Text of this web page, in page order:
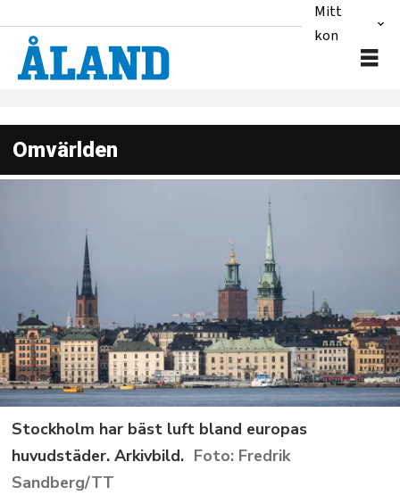
Mitt
konto
Omvärlden
Stockholm har bäst luft bland europas
huvudstäder. Arkivbild.
Fredrik
Sandberg/TT